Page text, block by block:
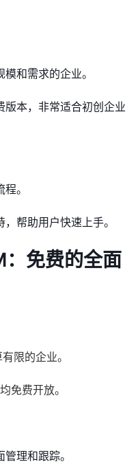
和需求的企业。
版本，非常适合初创企业
。
帮助用户快速上手。
免费的全面
限的企业。
免费开放。
理和跟踪。